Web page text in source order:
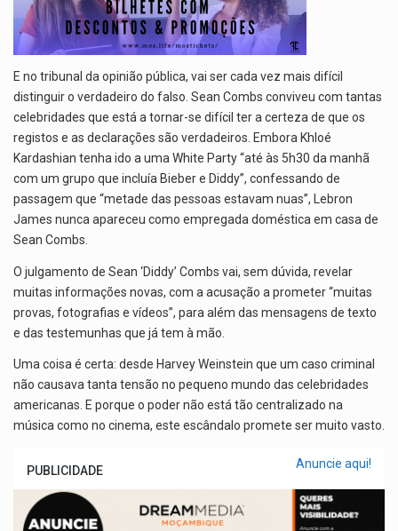
E no tribunal da opinião pública, vai ser cada vez mais difícil
distinguir o verdadeiro do falso. Sean Combs conviveu com tantas
celebridades que está a tornar-se difícil ter a certeza de que os
registos e as declarações são verdadeiros. Embora Khloé
Kardashian tenha ido a uma White Party “até às 5h30 da manhã
com um grupo que incluía Bieber e Diddy”, confessando de
passagem que “metade das pessoas estavam nuas”, Lebron
James nunca apareceu como empregada doméstica em casa de
Sean Combs.
O julgamento de Sean ‘Diddy’ Combs vai, sem dúvida, revelar
muitas informações novas, com a acusação a prometer “muitas
provas, fotografias e vídeos”, para além das mensagens de texto
e das testemunhas que já tem à mão.
Uma coisa é certa: desde Harvey Weinstein que um caso criminal
não causava tanta tensão no pequeno mundo das celebridades
americanas. E porque o poder não está tão centralizado na
música como no cinema, este escândalo promete ser muito vasto.
PUBLICIDADE Anuncie aqui!